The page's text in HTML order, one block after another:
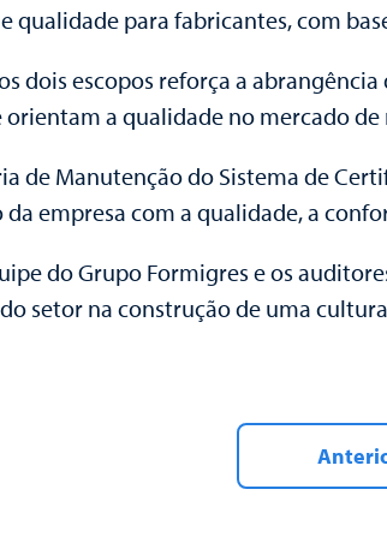
qualidade para fabricantes, com
dois escopos reforça a
a qualidade no mercado
de Manutenção do Sistema de
empresa com a qualidade, a
do Grupo Formigres e os
setor na construção de uma